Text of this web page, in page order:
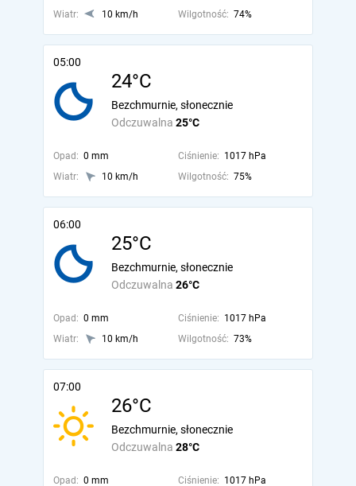
Wiatr:
10 km/h Wilgotność: 74%
05:00
24°C
Odczuwalna 25°C
Bezchmurnie, słonecznie
Opad: 0 mm Ciśnienie: 1017 hPa
Wiatr:
10 km/h Wilgotność: 75%
06:00
25°C
Odczuwalna 26°C
Bezchmurnie, słonecznie
Opad: 0 mm Ciśnienie: 1017 hPa
Wiatr:
10 km/h Wilgotność: 73%
07:00
26°C
Odczuwalna 28°C
Bezchmurnie, słonecznie
Opad: 0 mm Ciśnienie: 1017 hPa